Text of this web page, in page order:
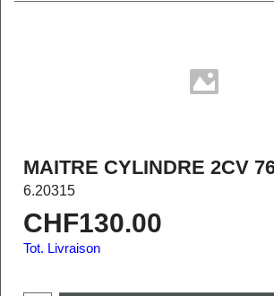
MAITRE CYLINDRE 2CV
6.20315
CHF130.00
Tot. Livraison